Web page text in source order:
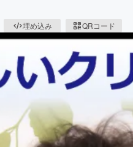
埋め込み QRコード